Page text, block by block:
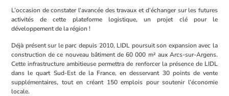
L’occasion de constater l’avancée des travaux et d’échanger sur les futures
activités de cette plateforme logistique, un projet clé pour le
développement de la région !
Déjà présent sur le parc depuis 2010, LIDL poursuit son expansion avec la
construction de ce nouveau bâtiment de 60 000 m² aux Arcs-sur-Argens.
Cette infrastructure ambitieuse permettra de renforcer la présence de LIDL
dans le quart Sud-Est de la France, en desservant 30 points de vente
supplémentaires, tout en créant 150 emplois pour soutenir l’économie
locale.